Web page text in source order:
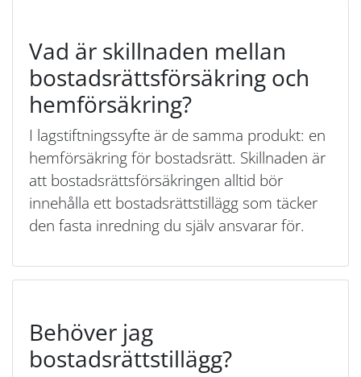
Vad är skillnaden mellan
bostadsrättsförsäkring och
hemförsäkring?
I lagstiftningssyfte är de samma produkt: en
hemförsäkring för bostadsrätt. Skillnaden är
att bostadsrättsförsäkringen alltid bör
innehålla ett bostadsrättstillägg som täcker
den fasta inredning du själv ansvarar för.
Behöver jag
bostadsrättstillägg?